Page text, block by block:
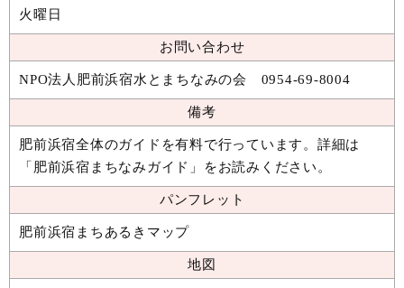
火曜日
お問い合わせ
NPO法人肥前浜宿水とまちなみの会 0954-69-8004
備考
肥前浜宿全体のガイドを有料で行っています。詳細は
「肥前浜宿まちなみガイド 」をお読みください。
パンフレット
肥前浜宿まちあるきマップ
地図